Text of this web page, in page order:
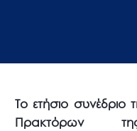
Το ετήσιο συνέδριο
Πρακτόρων